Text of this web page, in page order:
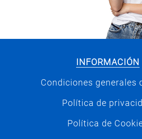
INFORMACIÓN
Condiciones generales
Política de
Política de